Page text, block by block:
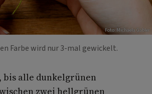
Foto: Michaela Gabler
Farbe wird nur 3-mal gewickelt.
bis alle dunkelgrünen
zwei hellgrünen